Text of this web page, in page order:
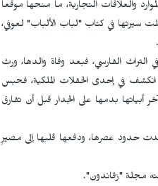
والعلاقات التجارية، ما منحها موقعاً
سيرتها في كتاب "لباب الألباب" لعوفي،
الفارسي، فبعد وفاة والدها، ورث
في إحدى الحفلات الملكية، فحبس
بدمها على الجدار قبل أن تفارق
حدود عصرها، ودفعها قلبها إلى مصيرٍ
مجلة "زفاندون".